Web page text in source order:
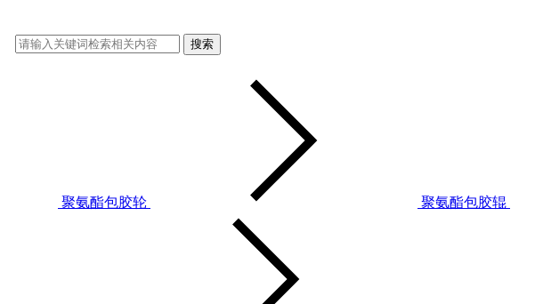
搜索
聚氨酯包胶轮 聚氨酯包胶辊